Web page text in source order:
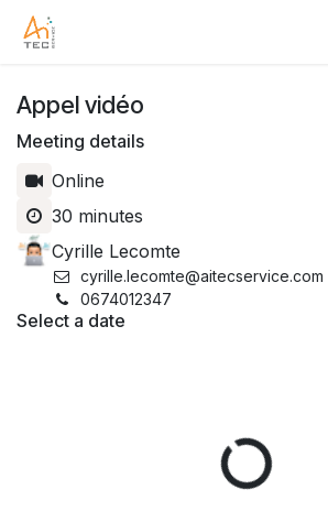
Skip to Content
Select a date
Appel vidéo
Meeting details
Online
30 minutes
Cyrille Lecomte
cyrille.lecomte@aitecservice.com
0674012347